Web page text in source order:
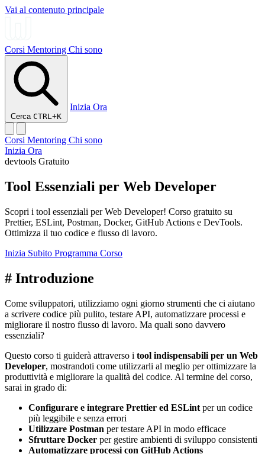
Vai al contenuto principale
Corsi Mentoring Chi sono
Cerca CTRL+K
Inizia Ora
Corsi Mentoring Chi sono
Inizia Ora
devtools Gratuito
Tool Essenziali per Web Developer
Scopri i tool essenziali per Web Developer! Corso gratuito su
Prettier, ESLint, Postman, Docker, GitHub Actions e DevTools.
Ottimizza il tuo codice e flusso di lavoro.
Inizia Subito Programma Corso
# Introduzione
Come sviluppatori, utilizziamo ogni giorno strumenti che ci aiutano
a scrivere codice più pulito, testare API, automatizzare processi e
migliorare il nostro flusso di lavoro. Ma quali sono davvero
essenziali?
Questo corso ti guiderà attraverso i tool indispensabili per un Web
Developer, mostrandoti come utilizzarli al meglio per ottimizzare la
produttività e migliorare la qualità del codice. Al termine del corso,
sarai in grado di:
Configurare e integrare Prettier ed ESLint per un codice
più leggibile e senza errori
Utilizzare Postman per testare API in modo efficace
Sfruttare Docker per gestire ambienti di sviluppo consistenti
Automatizzare processi con GitHub Actions